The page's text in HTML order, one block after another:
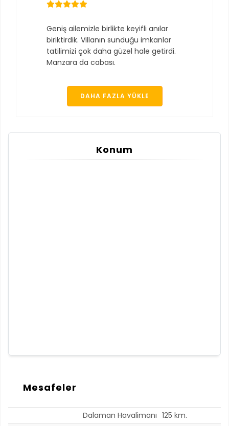
Geniş ailemizle birlikte keyifli anılar
biriktirdik. Villanın sunduğu imkanlar
tatilimizi çok daha güzel hale getirdi.
Manzara da cabası.
DAHA FAZLA YÜKLE
Konum
Mesafeler
Dalaman Havalimanı 125 km.